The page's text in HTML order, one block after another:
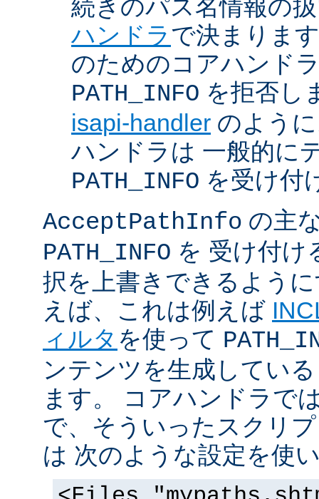
続きのパス名情報の
ハンドラで決まりま
のためのコアハンド
PATH_INFO を拒否し
isapi-handler のよう
ハンドラは 一般的に
PATH_INFO を受け付
AcceptPathInfo の主
PATH_INFO を 受け付け
択を上書きできるよう
えば、これは例えば
ィルタ を使って
ンテンツを生成してい
ます。 コアハンドラで
で、そういったスクリ
は 次のような設定を使